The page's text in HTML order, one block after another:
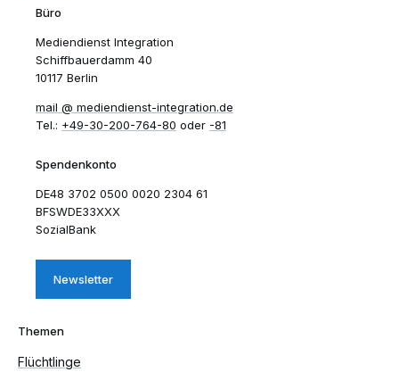
Büro
Mediendienst Integration
Schiffbauerdamm 40
10117 Berlin
mail​
mediendienst-integration.de
Tel.: +49-30-200-764-80 oder -81
Spendenkonto
DE48 3702 0500 0020 2304 61
BFSWDE33XXX
SozialBank
Newsletter
Themen
Flüchtlinge